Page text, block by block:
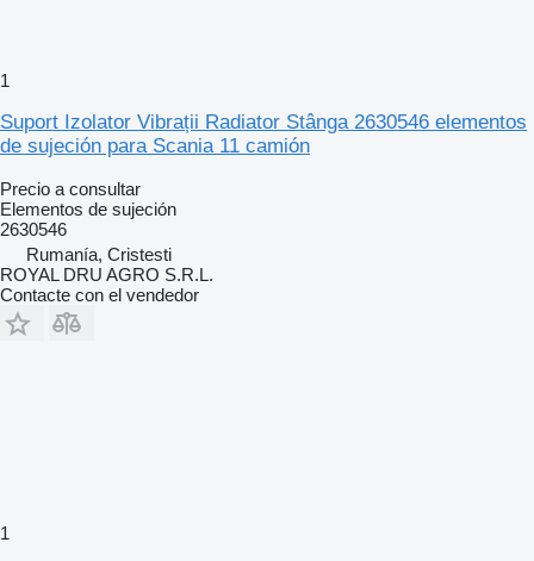
1
Suport Izolator Vibrații Radiator Stânga 2630546 elementos
de sujeción para Scania 11 camión
Precio a consultar
Elementos de sujeción
2630546
Rumanía, Cristesti
ROYAL DRU AGRO S.R.L.
Contacte con el vendedor
1